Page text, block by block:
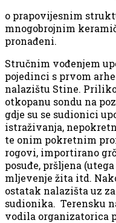
o prapovijesnim
mnogobrojnim
pronađeni.
Stručnim vođenjem
pojedinci s prvom
nalazištu Stine.
otkopanu sondu na
gdje su se sudionici
istraživanja,
te onim pokretnim
rogovi, importirano
posuđe, pršljena
mljevenje žita itd.
ostatak nalazišta uz
sudionika. Terensku
vodila organizatorica